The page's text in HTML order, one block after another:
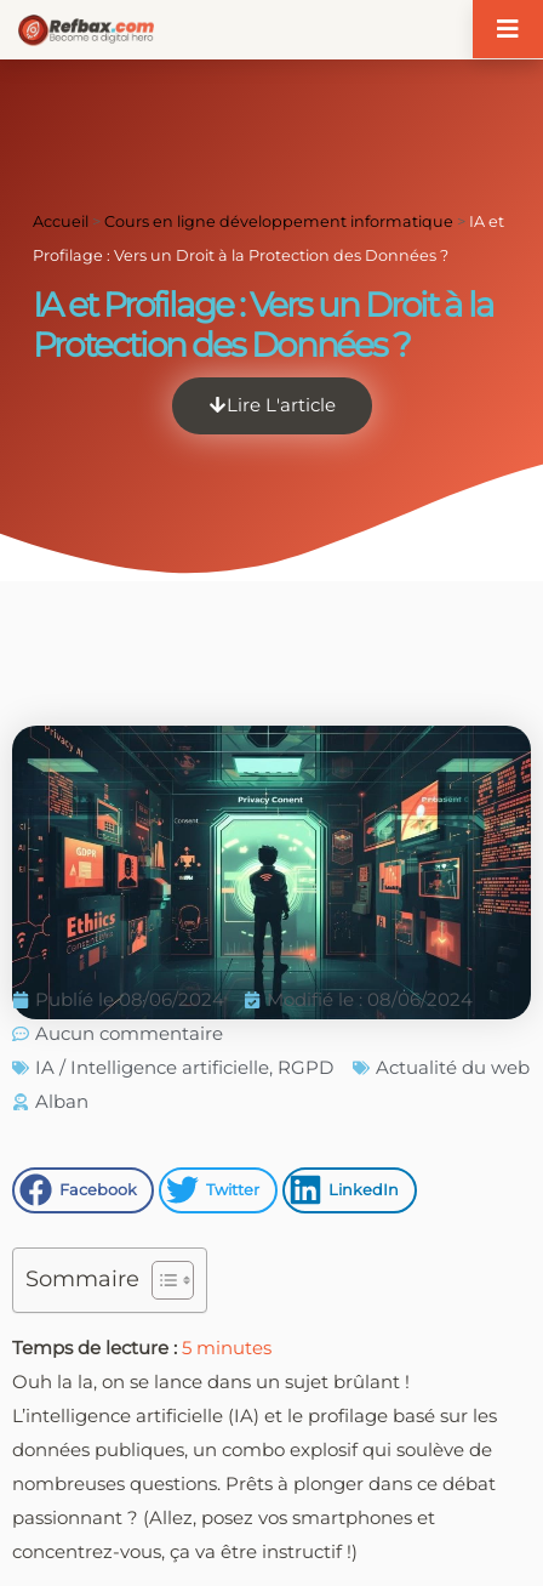
Accueil >Cours en ligne développement informatique > IA et
Profilage : Vers un Droit à la Protection des Données ?
IA et Profilage : Vers un Droit à la
Protection des Données ?
Lire L'article
Publié le 08/06/2024
Modifié le : 08/06/2024
Aucun commentaire
IA / Intelligence artificielle, RGPD
Actualité du web
Alban
Facebook Twitter LinkedIn
Sommaire
Temps de lecture : 5 minutes
Ouh la la, on se lance dans un sujet brûlant !
L’intelligence artificielle (IA) et le profilage basé sur les
données publiques, un combo explosif qui soulève de
nombreuses questions. Prêts à plonger dans ce débat
passionnant ? (Allez, posez vos smartphones et
concentrez-vous, ça va être instructif !)
Panneau de gestion des cookies